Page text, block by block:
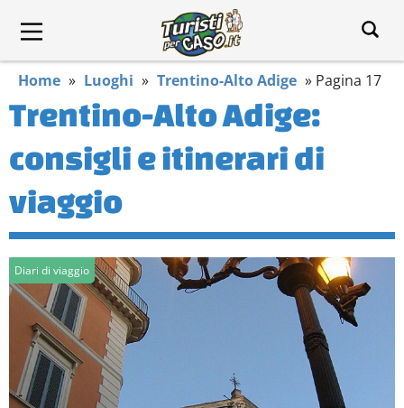
Home » Luoghi » Trentino-Alto Adige » Pagina 17
Trentino-Alto Adige:
consigli e itinerari di
viaggio
Diari di viaggio